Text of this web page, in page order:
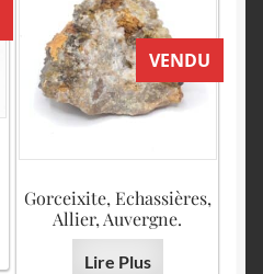
VENDU
Gorceixite, Echassières,
Allier, Auvergne.
Lire Plus